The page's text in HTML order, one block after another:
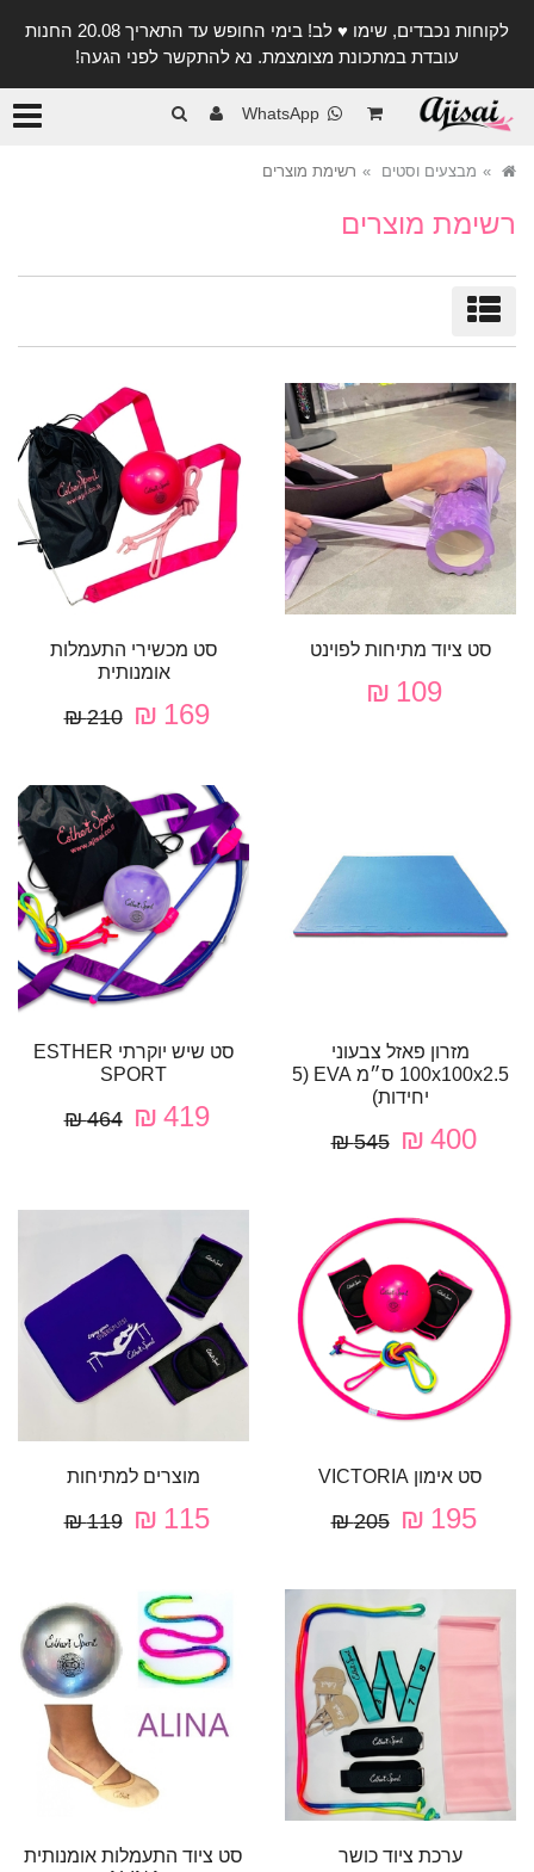
לקוחות נכבדים, שימו ♥️ לב! בימי החופש עד התאריך 20.08 החנות
עובדת במתכונת מצומצמת. נא להתקשר לפני הגעה!
WhatsApp
מבצעים וסטים רשימת מוצרים
רשימת מוצרים
מיון/סינון
סט ציוד מתיחות לפוינט
109 ₪
סט מכשירי התעמלות
אומנותית
169 ₪
210 ₪
מזרון פאזל צבעוני
100x100x2.5 ס״מ EVA (5
יחידות)
400 ₪
545 ₪
סט שיש יוקרתי ESTHER
SPORT
419 ₪
464 ₪
סט אימון VICTORIA
195 ₪
205 ₪
מוצרים למתיחות
115 ₪
119 ₪
ערכת ציוד כושר
סט ציוד התעמלות אומנותית